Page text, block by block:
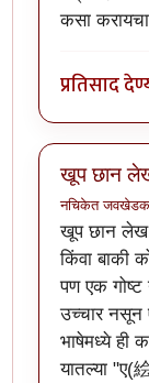
कसा
प्रतिसाद
खूप छान
नचिकेत
खूप छान
किंवा बाकी
पण एक गोष्ट
उच्चार नसून
भाषेमध्ये ही
यातल्या "ए(